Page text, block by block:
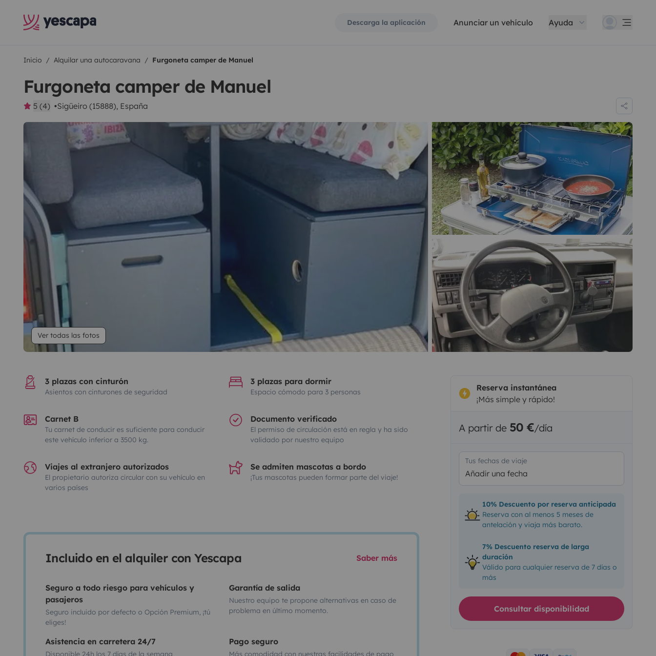
Descarga la aplicación Anunciar un vehículo Ayuda
Inicio Alquilar una autocaravana Furgoneta camper de Manuel
Furgoneta camper de Manuel
5 (4) Sigüeiro (15888), España
Ver todas las fotos
3 plazas con cinturón
Asientos con cinturones de seguridad
3 plazas para dormir
Espacio cómodo para 3 personas
Carnet B
Tu carnet de conducir es suficiente para conducir
este vehículo inferior a 3500 kg.
Documento verificado
El permiso de circulación está en regla y ha sido
validado por nuestro equipo
Viajes al extranjero autorizados
El propietario autoriza circular con su vehículo en
varios países
Se admiten mascotas a bordo
¡Tus mascotas pueden formar parte del viaje!
Incluido en el alquiler con Yescapa Saber más
Seguro a todo riesgo para vehículos y
pasajeros
Seguro incluido por defecto o Opción Premium, ¡tú
eliges!
Garantía de salida
Nuestro equipo te propone alternativas en caso de
problema en último momento.
Asistencia en carretera 24/7
Disponible 24h los 7 días de la semana
Pago seguro
Más comodidad con nuestras facilidades de pago
Reserva instantánea
¡Más simple y rápido!
A partir de 50 €/día
Tus fechas de viaje
Añadir una fecha
10% Descuento por reserva anticipada
Reserva con al menos 5 meses de
antelación y viaja más barato.
7% Descuento reserva de larga
duración
Válido para cualquier reserva de 7 días o
más
Consultar disponibilidad